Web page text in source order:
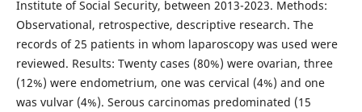
Institute of Social Security, between 2013-2023. Methods:
Observational, retrospective, descriptive research. The
records of 25 patients in whom laparoscopy was used were
reviewed. Results: Twenty cases (80%) were ovarian, three
(12%) were endometrium, one was cervical (4%) and one
was vulvar (4%). Serous carcinomas predominated (15